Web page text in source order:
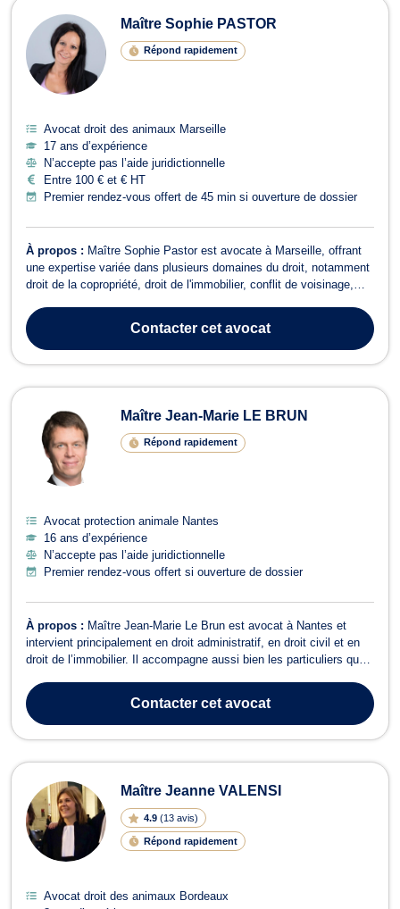
Maître Sophie PASTOR
Répond rapidement
Avocat droit des animaux Marseille
17 ans d’expérience
N’accepte pas l’aide juridictionnelle
Entre 100 € et € HT
Premier rendez-vous offert de 45 min si ouverture de dossier
À propos : Maître Sophie Pastor est avocate à Marseille, offrant
une expertise variée dans plusieurs domaines du droit, notamment
droit de la copropriété, droit de l'immobilier, conflit de voisinage,
d'habitation, surendettement, droit de la construction, droit civil ...
Contactercet avocat
Maître Jean-Marie LE BRUN
Répond rapidement
Avocat protection animale Nantes
16 ans d’expérience
N’accepte pas l’aide juridictionnelle
Premier rendez-vous offert si ouverture de dossier
À propos : Maître Jean-Marie Le Brun est avocat à Nantes et
intervient principalement en droit administratif, en droit civil et en
droit de l’immobilier. Il accompagne aussi bien les particuliers que
accompagnement juridique rigoureux et adapté aux enjeux de
chaque dossier. En...Contactercet avocat
Maître Jeanne VALENSI
4.9 (13 avis)
Répond rapidement
Avocat droit des animaux Bordeaux